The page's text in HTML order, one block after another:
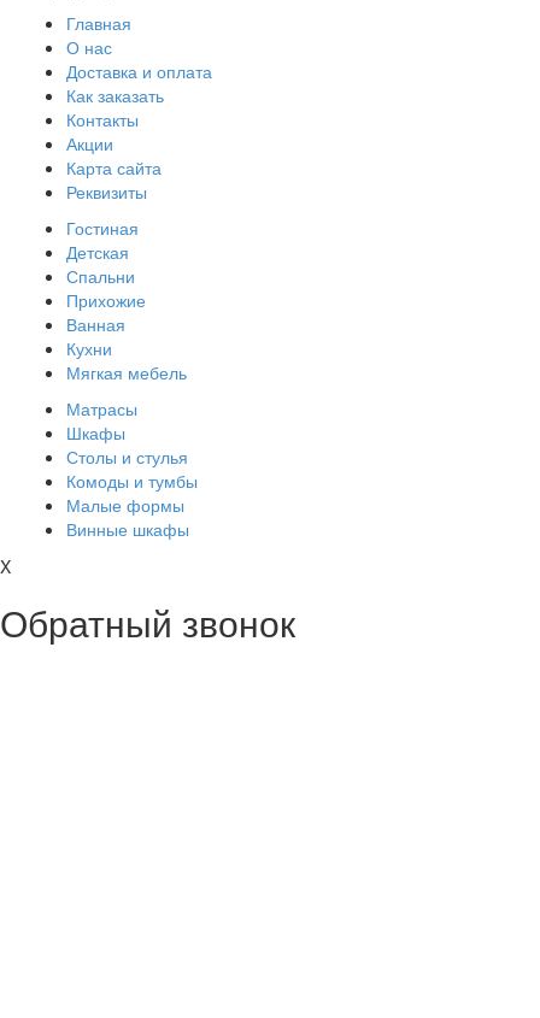
Главная
О нас
Доставка и оплата
Как заказать
Контакты
Акции
Карта сайта
Реквизиты
Гостиная
Детская
Спальни
Прихожие
Ванная
Кухни
Мягкая мебель
Матрасы
Шкафы
Столы и стулья
Комоды и тумбы
Малые формы
Винные шкафы
X
Обратный звонок